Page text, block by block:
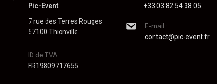
Pic-Event
7 rue des Terres Rouges
57100 Thionville
ID de TVA :
FR19809717655
+33 03 82 54 38 05
E-mail :
contact@pic-event.fr